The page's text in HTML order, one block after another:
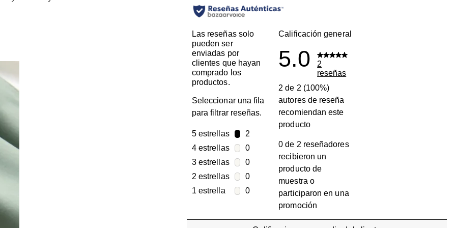
Las reseñas solo
pueden ser
enviadas por
clientes que hayan
comprado los
productos.
Seleccionar una fila
para filtrar reseñas.
5 estrellasestrellas
2
2 reseñas con 5 estrellas.
4 estrellasestrellas
0
0 reseñas con 4 estrellas.
3 estrellasestrellas
0
0 reseñas con 3 estrellas.
2 estrellasestrellas
0
0 reseñas con 2 estrellas.
1 estrellaestrellas
0
0 reseñas con 1 estrella.
Calificación general
5.0
2
reseñas
2 de 2 (100%)
autores de reseña
recomiendan este
producto
0 de 2 reseñadores
recibieron un
producto de
muestra o
participaron en una
promoción